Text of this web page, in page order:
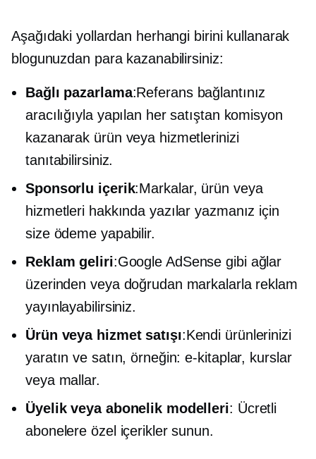
Aşağıdaki yollardan herhangi birini kullanarak
blogunuzdan para kazanabilirsiniz:
Bağlı pazarlama:Referans bağlantınız
aracılığıyla yapılan her satıştan komisyon
kazanarak ürün veya hizmetlerinizi
tanıtabilirsiniz.
Sponsorlu içerik:Markalar, ürün veya
hizmetleri hakkında yazılar yazmanız için
size ödeme yapabilir.
Reklam geliri:Google AdSense gibi ağlar
üzerinden veya doğrudan markalarla reklam
yayınlayabilirsiniz.
Ürün veya hizmet satışı:Kendi ürünlerinizi
yaratın ve satın, örneğin:e-kitaplar, kurslar
veya mallar.
Üyelik veya abonelik modelleri: Ücretli
abonelere özel içerikler sunun.